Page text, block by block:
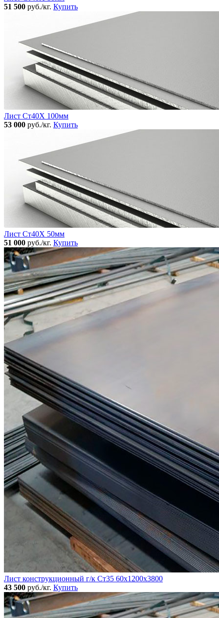
51 500 руб./кг. Купить
Лист Ст40Х 100мм
53 000 руб./кг. Купить
Лист Ст40Х 50мм
51 000 руб./кг. Купить
Лист конструкционный г/к Ст35 60х1200х3800
43 500 руб./кг. Купить